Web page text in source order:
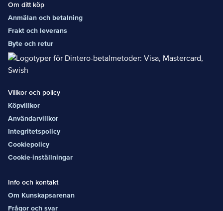
Om ditt köp
Anmälan och betalning
Frakt och leverans
Byte och retur
Villkor och policy
Köpvillkor
Användarvillkor
Integritetspolicy
Cookiepolicy
Cookie-inställningar
Info och kontakt
Om Kunskapsarenan
Frågor och svar